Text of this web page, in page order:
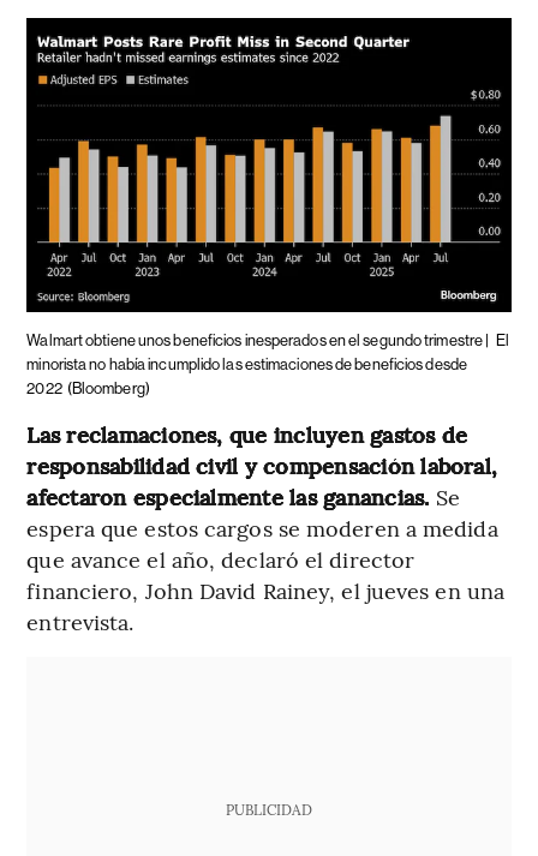
Walmart obtiene unos beneficios inesperados en el segundo trimestre | El
minorista no había incumplido las estimaciones de beneficios desde
2022 (Bloomberg)
Las reclamaciones, que incluyen gastos de
responsabilidad civil y compensación laboral,
afectaron especialmente las ganancias. Se
espera que estos cargos se moderen a medida
que avance el año, declaró el director
financiero, John David Rainey, el jueves en una
entrevista.
PUBLICIDAD